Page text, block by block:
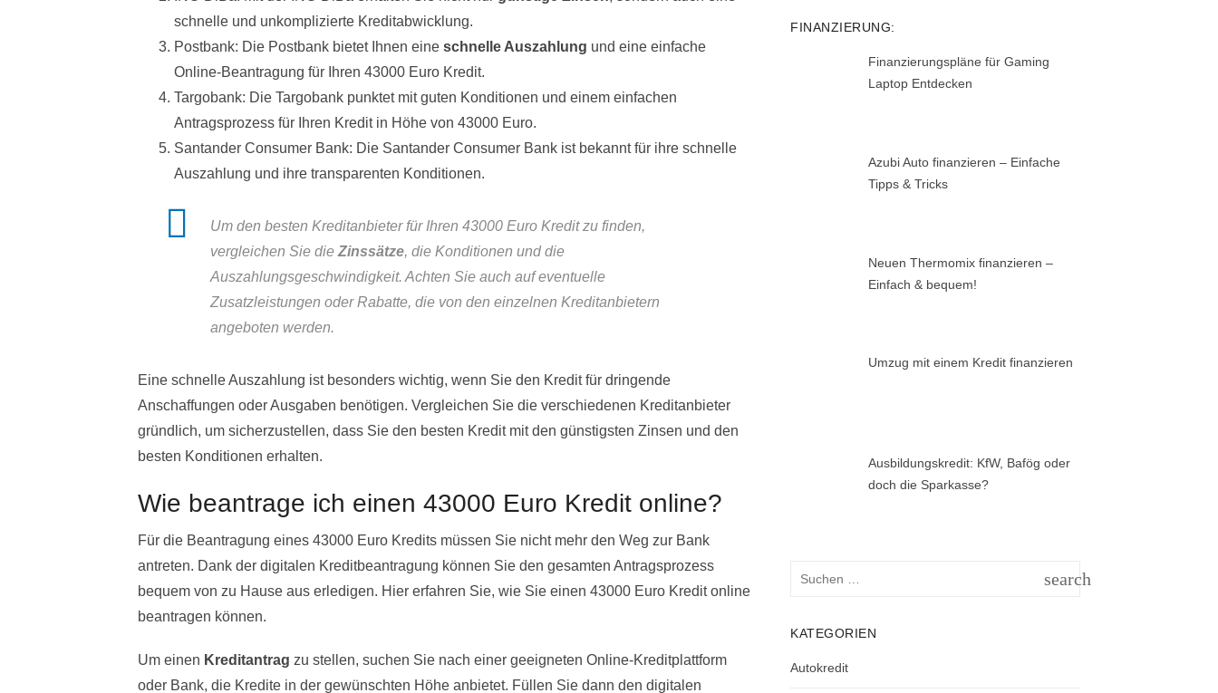
schnelle und unkomplizierte Kreditabwicklung.
Postbank: Die Postbank bietet Ihnen eine schnelle Auszahlung und eine einfache
Online-Beantragung für Ihren 43000 Euro Kredit.
Targobank: Die Targobank punktet mit guten Konditionen und einem einfachen
Antragsprozess für Ihren Kredit in Höhe von 43000 Euro.
Santander Consumer Bank: Die Santander Consumer Bank ist bekannt für ihre schnelle
Auszahlung und ihre transparenten Konditionen.
Um den besten Kreditanbieter für Ihren 43000 Euro Kredit zu finden,
vergleichen Sie die Zinssätze, die Konditionen und die
Auszahlungsgeschwindigkeit. Achten Sie auch auf eventuelle
Zusatzleistungen oder Rabatte, die von den einzelnen Kreditanbietern
angeboten werden.
Eine schnelle Auszahlung ist besonders wichtig, wenn Sie den Kredit für dringende
Anschaffungen oder Ausgaben benötigen. Vergleichen Sie die verschiedenen Kreditanbieter
gründlich, um sicherzustellen, dass Sie den besten Kredit mit den günstigsten Zinsen und den
besten Konditionen erhalten.
Wie beantrage ich einen 43000 Euro Kredit online?
Für die Beantragung eines 43000 Euro Kredits müssen Sie nicht mehr den Weg zur Bank
antreten. Dank der digitalen Kreditbeantragung können Sie den gesamten Antragsprozess
bequem von zu Hause aus erledigen. Hier erfahren Sie, wie Sie einen 43000 Euro Kredit online
beantragen können.
Um einen Kreditantrag zu stellen, suchen Sie nach einer geeigneten Online-Kreditplattform
oder Bank, die Kredite in der gewünschten Höhe anbietet. Füllen Sie dann den digitalen
FINANZIERUNG:
Finanzierungspläne für Gaming
Laptop Entdecken
Azubi Auto finanzieren – Einfache
Tipps & Tricks
Neuen Thermomix finanzieren –
Einfach & bequem!
Umzug mit einem Kredit finanzieren
Ausbildungskredit: KfW, Bafög oder
doch die Sparkasse?
search
KATEGORIEN
Autokredit